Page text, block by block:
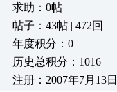
求助：0帖
帖子：43帖 | 472回
年度积分：0
历史总积分：1016
注册：2007年7月13日